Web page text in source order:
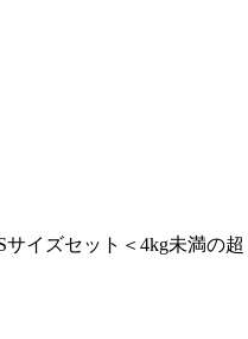
イズセット＜4kg未満の超